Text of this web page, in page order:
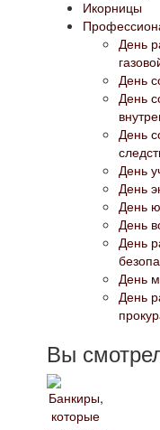
Икорницы
День
День
День
День
День
День
День
День
День
День
День
Вы